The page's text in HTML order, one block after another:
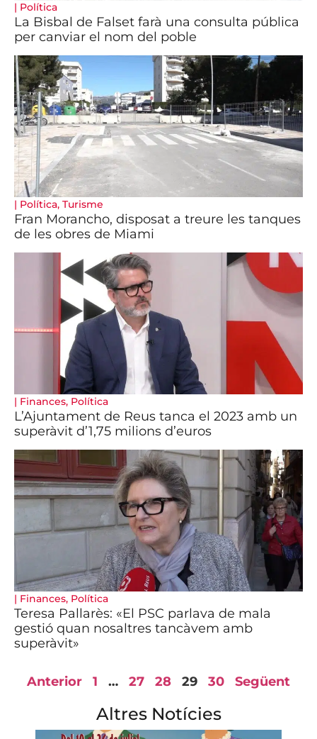
| Política
La Bisbal de Falset farà una consulta pública
per canviar el nom del poble
| Política, Turisme
Fran Morancho, disposat a treure les tanques
de les obres de Miami
| Finances, Política
L’Ajuntament de Reus tanca el 2023 amb un
superàvit d’1,75 milions d’euros
| Finances, Política
Teresa Pallarès: «El PSC parlava de mala
gestió quan nosaltres tancàvem amb
superàvit»
Anterior 1 … 27 28 29 30 Següent
Altres Notícies